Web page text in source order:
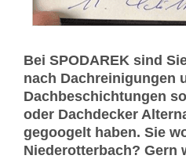
Bei SPODAREK sind
nach Dachreinigungen
Dachbeschichtungen
oder Dachdecker
gegoogelt haben. Sie
Niederotterbach? Gern